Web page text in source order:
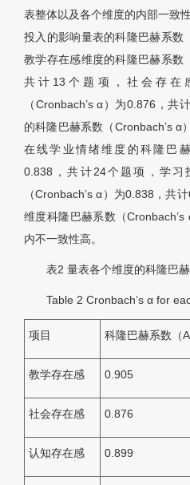
表整体以及各个维度的内部一致
投入的影响量表的科隆巴赫系数
教学存在感维度的科隆巴赫系数
共计13个题项，社会存在
（Cronbach’s α）为0.876，共
的科隆巴赫系数（Cronbach’s α
在线学业情绪维度的科隆巴
0.838，共计24个题项，学习
（Cronbach’s α）为0.838，共
维度科隆巴赫系数（
内不一致性高。
表2 量表各个维度的科隆巴
Table 2 Cronbach’s α for
项目 科隆巴赫系数（
教学存在感 0.905
社会存在感 0.876
认知存在感 0.899